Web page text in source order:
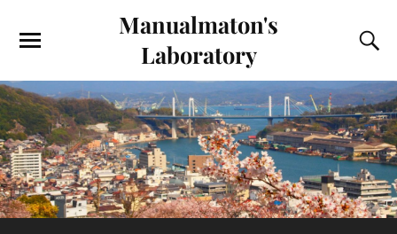
Manualmaton's
Laboratory